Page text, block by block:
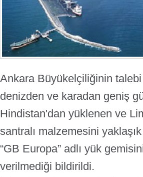
Ankara Büyükelçiliğinin
denizden ve karadan geniş
Hindistan'dan yüklenen ve
santralı malzemesini
“GB Europa” adlı yük
verilmediği bildirildi.